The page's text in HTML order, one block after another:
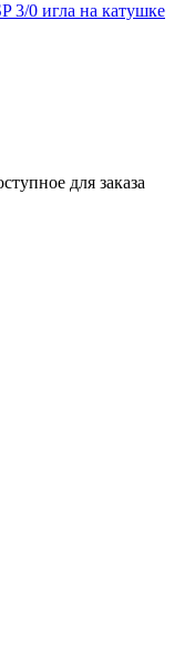
3/0 игла на катушке
для заказа